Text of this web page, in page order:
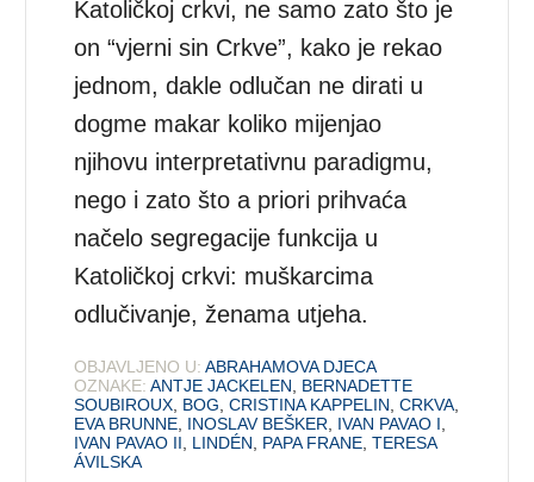
Katoličkoj crkvi, ne samo zato što je
on “vjerni sin Crkve”, kako je rekao
jednom, dakle odlučan ne dirati u
dogme makar koliko mijenjao
njihovu interpretativnu paradigmu,
nego i zato što a priori prihvaća
načelo segregacije funkcija u
Katoličkoj crkvi: muškarcima
odlučivanje, ženama utjeha.
OBJAVLJENO U: ABRAHAMOVA DJECA
OZNAKE: ANTJE JACKELEN
BERNADETTE
SOUBIROUX BOG ,CRISTINA KAPPELIN ,CRKVA
EVA BRUNNE INOSLAV BEŠKER IVAN PAVAO I
IVAN PAVAO II
LINDÉN PAPA FRANE ,TERESA
ÁVILSKA